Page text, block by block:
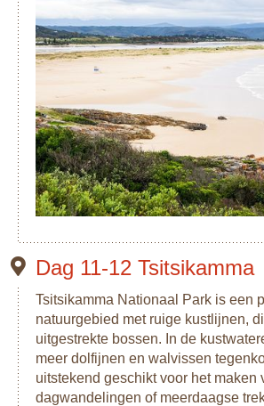
Dag 11-12 Tsitsikamma
Tsitsikamma Nationaal Park is een
natuurgebied met ruige kustlijnen,
uitgestrekte bossen. In de
meer dolfijnen en walvissen
uitstekend geschikt voor het maken
dagwandelingen of meerdaagse